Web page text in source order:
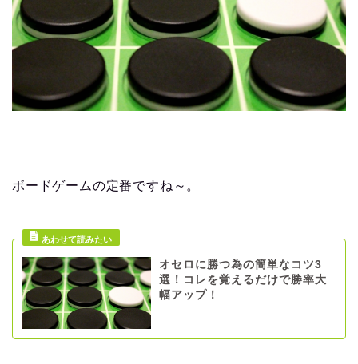
ボードゲームの定番ですね～。
オセロに勝つ為の簡単なコツ3
選！コレを覚えるだけで勝率大
幅アップ！